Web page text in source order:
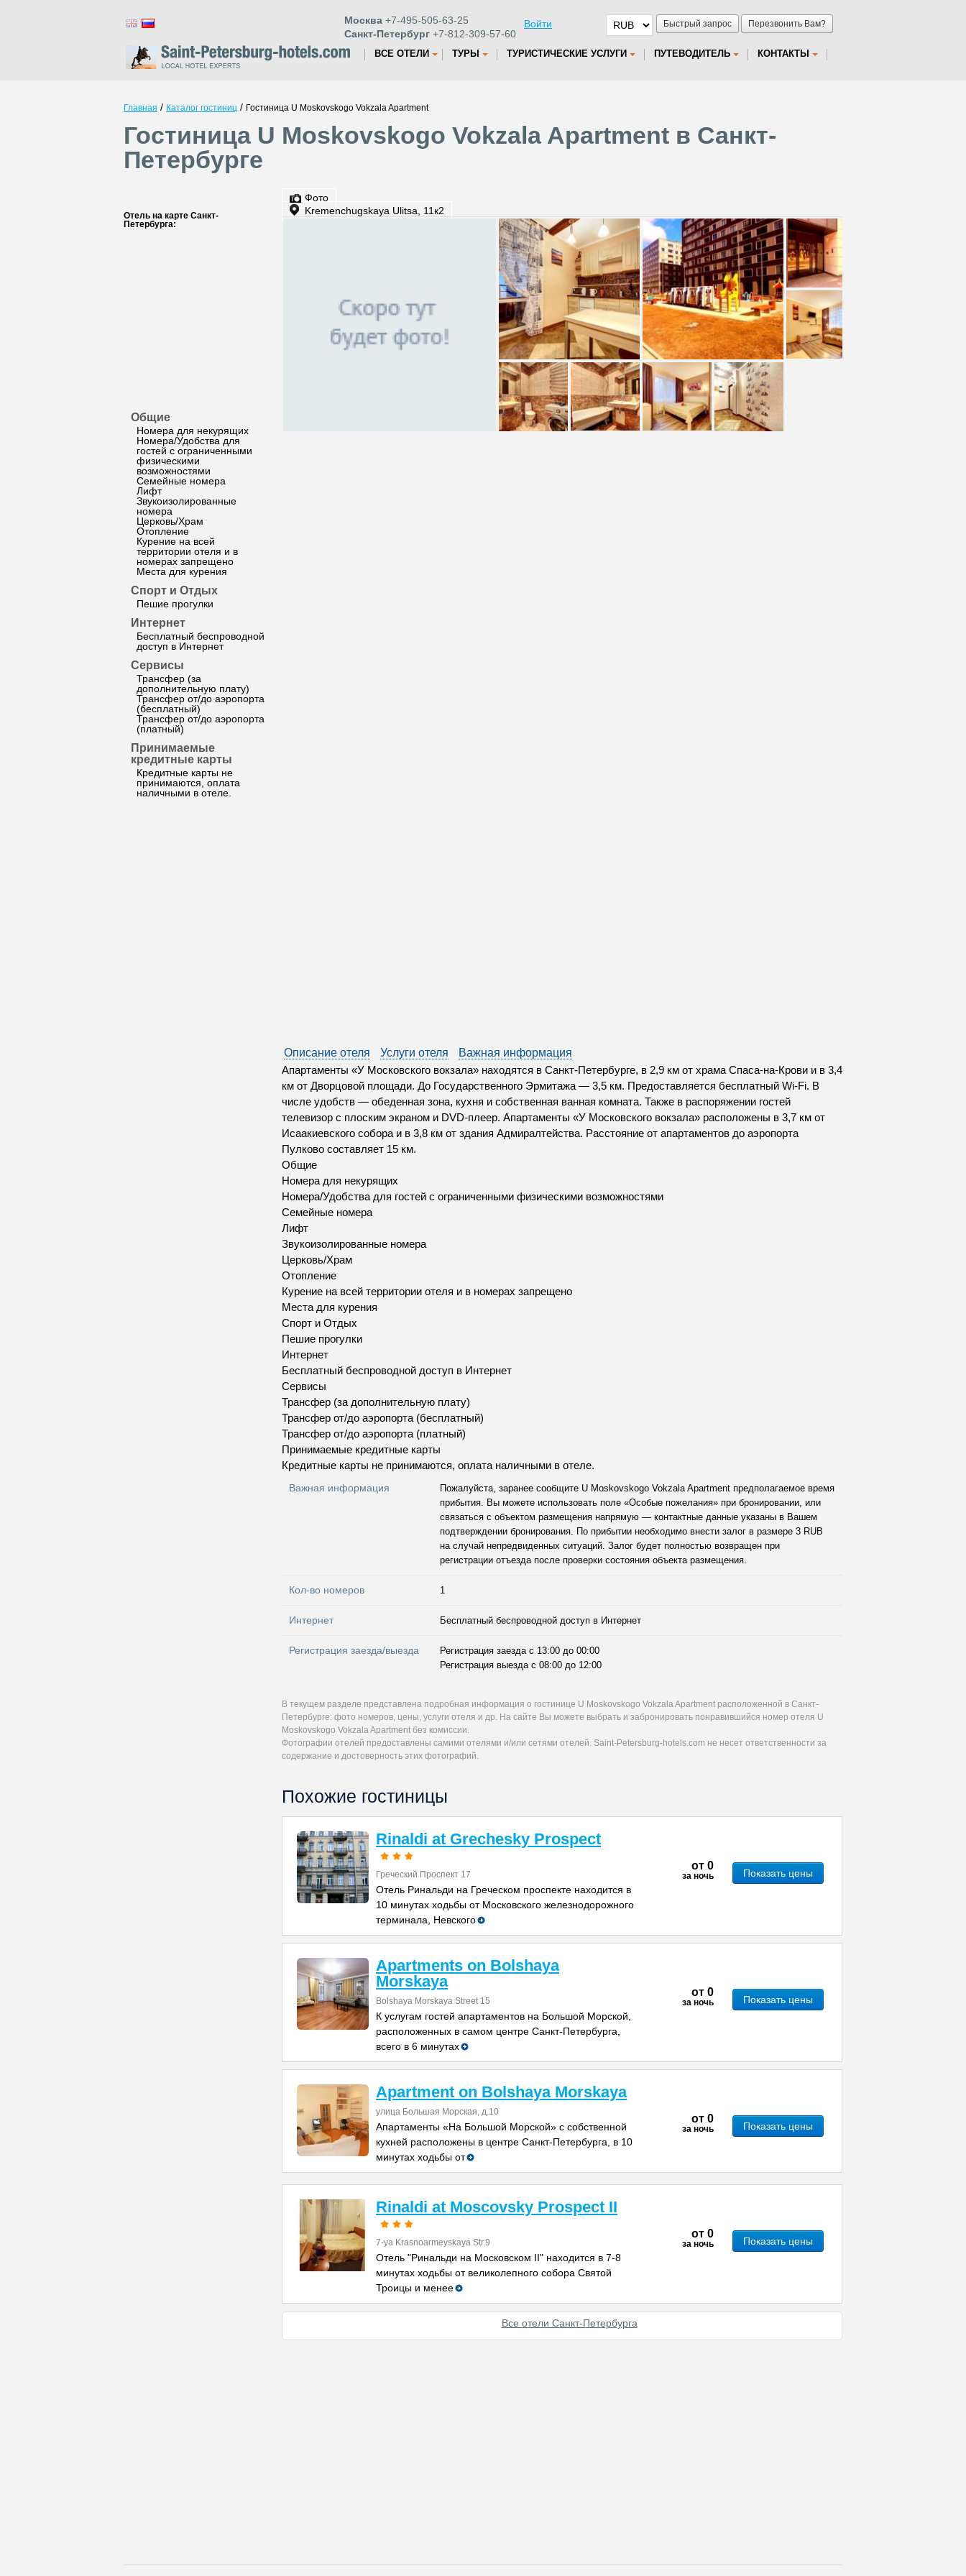
Быстрый запрос Перезвонить Вам?
Москва +7-495-505-63-25
Санкт-Петербург +7-812-309-57-60
Войти
ВСЕ ОТЕЛИ ТУРЫ ТУРИСТИЧЕСКИЕ УСЛУГИ ПУТЕВОДИТЕЛЬ КОНТАКТЫ
Главная / Каталог гостиниц / Гостиница U Moskovskogo Vokzala Apartment
Гостиница U Moskovskogo Vokzala Apartment в Санкт-
Петербурге
Отель на карте Санкт-
Петербурга:
Общие
Номера для некурящих
Номера/Удобства для
гостей с ограниченными
физическими
возможностями
Семейные номера
Лифт
Звукоизолированные
номера
Церковь/Храм
Отопление
Курение на всей
территории отеля и в
номерах запрещено
Места для курения
Спорт и Отдых
Пешие прогулки
Интернет
Бесплатный беспроводной
доступ в Интернет
Сервисы
Трансфер (за
дополнительную плату)
Трансфер от/до аэропорта
(бесплатный)
Трансфер от/до аэропорта
(платный)
Принимаемые
кредитные карты
Кредитные карты не
принимаются, оплата
наличными в отеле.
Фото
Kremenchugskaya Ulitsa, 11к2
Описание отеля Услуги отеля
Важная информация
Апартаменты «У Московского вокзала» находятся в Санкт-Петербурге, в 2,9 км от храма Спаса-на-Крови и в 3,4
км от Дворцовой площади. До Государственного Эрмитажа — 3,5 км. Предоставляется бесплатный Wi-Fi. В
числе удобств — обеденная зона, кухня и собственная ванная комната. Также в распоряжении гостей
телевизор с плоским экраном и DVD-плеер. Апартаменты «У Московского вокзала» расположены в 3,7 км от
Исаакиевского собора и в 3,8 км от здания Адмиралтейства. Расстояние от апартаментов до аэропорта
Пулково составляет 15 км.
Общие
Номера для некурящих
Номера/Удобства для гостей с ограниченными физическими возможностями
Семейные номера
Лифт
Звукоизолированные номера
Церковь/Храм
Отопление
Курение на всей территории отеля и в номерах запрещено
Места для курения
Спорт и Отдых
Пешие прогулки
Интернет
Бесплатный беспроводной доступ в Интернет
Сервисы
Трансфер (за дополнительную плату)
Трансфер от/до аэропорта (бесплатный)
Трансфер от/до аэропорта (платный)
Принимаемые кредитные карты
Кредитные карты не принимаются, оплата наличными в отеле.
Важная информация
Пожалуйста, заранее сообщите U Moskovskogo Vokzala Apartment предполагаемое время
прибытия. Вы можете использовать поле «Особые пожелания» при бронировании, или
связаться с объектом размещения напрямую — контактные данные указаны в Вашем
подтверждении бронирования. По прибытии необходимо внести залог в размере 3 RUB
на случай непредвиденных ситуаций. Залог будет полностью возвращен при
регистрации отъезда после проверки состояния объекта размещения.
Кол-во номеров 1
Интернет Бесплатный беспроводной доступ в Интернет
Регистрация заезда/выезда
Регистрация заезда с 13:00 до 00:00
Регистрация выезда с 08:00 до 12:00
В текущем разделе представлена подробная информация о гостинице U Moskovskogo Vokzala Apartment расположенной в Санкт-
Петербурге: фото номеров, цены, услуги отеля и др. На сайте Вы можете выбрать и забронировать понравившийся номер отеля U
Moskovskogo Vokzala Apartment без комиссии.
Фотографии отелей предоставлены самими отелями и/или сетями отелей. Saint-Petersburg-hotels.com не несет ответственности за
содержание и достоверность этих фотографий.
Похожие гостиницы
Rinaldi at Grechesky Prospect
Греческий Проспект 17
Отель Ринальди на Греческом проспекте находится в
10 минутах ходьбы от Московского железнодорожного
терминала, Невского
от 0
за ночь Показать цены
Apartments on Bolshaya
Morskaya
Bolshaya Morskaya Street 15
К услугам гостей апартаментов на Большой Морской,
расположенных в самом центре Санкт-Петербурга,
всего в 6 минутах
от 0
за ночь Показать цены
Apartment on Bolshaya Morskaya
улица Большая Морская, д.10
Апартаменты «На Большой Морской» с собственной
кухней расположены в центре Санкт-Петербурга, в 10
минутах ходьбы от
от 0
за ночь Показать цены
Rinaldi at Moscovsky Prospect II
7-ya Krasnoarmeyskaya Str.9
Отель "Ринальди на Московском II" находится в 7-8
минутах ходьбы от великолепного собора Святой
Троицы и менее
от 0
за ночь Показать цены
Все отели Санкт-Петербурга